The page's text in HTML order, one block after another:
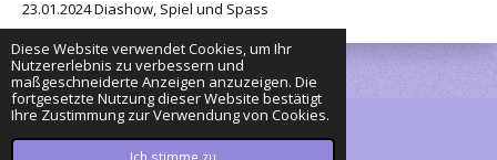
Diese Website verwendet Cookies, um Ihr
Nutzererlebnis zu verbessern und
maßgeschneiderte Anzeigen anzuzeigen. Die
fortgesetzte Nutzung dieser Website bestätigt
Ihre Zustimmung zur Verwendung von Cookies.
Ich stimme zu
23.01.2024 Diashow, Spiel und Spass
Mit Unterstützung von Webador